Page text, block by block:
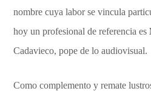
nombre cuya labor se vincula
hoy un profesional de referencia es
Cadavieco, pope de lo audiovisual.
Como complemento y remate